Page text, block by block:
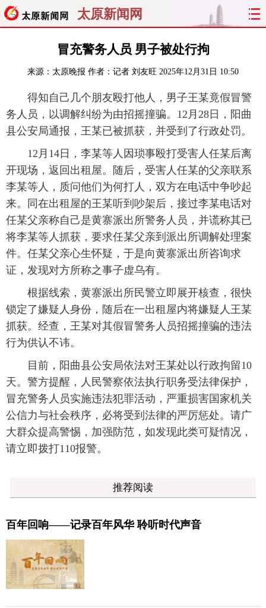
太原新闻网
聚焦 太原
经济 关注 文明 出行
纵横 曝光 综合 专题
旅游 理财 政务 教育
看天下 晋月读 最太原 网罗民生
太原日报 太原晚报 社区
冒充警务人员 男子被处行拘
来源： 太原晚报 作者：记者 刘友旺 2025年12月31日 10:50
得知自己几个朋友殴打他人，男子王某竟假冒警
务人员，以调解纠纷为由招摇撞骗。12月28日，阳曲
县公安局通报，王某已被抓获，并受到了行政处罚。
12月14日，李某等人因琐事殴打受害人任某后离
开现场，返回出租屋。随后，受害人任某的父亲联系
李某等人，质问他们为何打人，双方在电话中争吵起
来。同在出租屋的王某听到吵架后，接过李某电话对
任某父亲称自己是黄寨派出所警务人员，并谎称其已
将李某等人抓获，要求任某父亲到派出所调解处理案
件。任某父亲心生怀疑，于是向黄寨派出所咨询求
证，发现对方所称之事子虚乌有。
根据线索，黄寨派出所民警立即展开核查，很快
锁定了嫌疑人身份，随后在一出租屋内将嫌疑人王某
抓获。经查，王某对其假冒警务人员招摇撞骗的违法
行为供认不讳。
目前，阳曲县公安局依法对王某处以行政拘留10
天。警方提醒，人民警察依法执行职务受法律保护，
冒充警务人员实施违法犯罪活动，严重损害国家机关
公信力与社会秩序，必将受到法律的严厉惩处。请广
大群众提高警惕，加强防范，如发现此类可疑情况，
请立即拨打110报警。
推荐阅读
百年回响——记录百年风华 聆听时代声音